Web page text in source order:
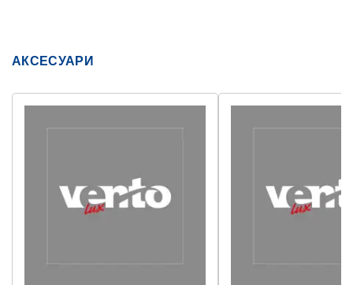
АКСЕСУАРИ